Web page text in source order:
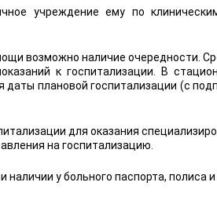
учреждение ему по
возможно наличие очередности.
к госпитализации. В
плановой госпитализации (с
для оказания
на госпитализацию.
наличии у больного паспорта,